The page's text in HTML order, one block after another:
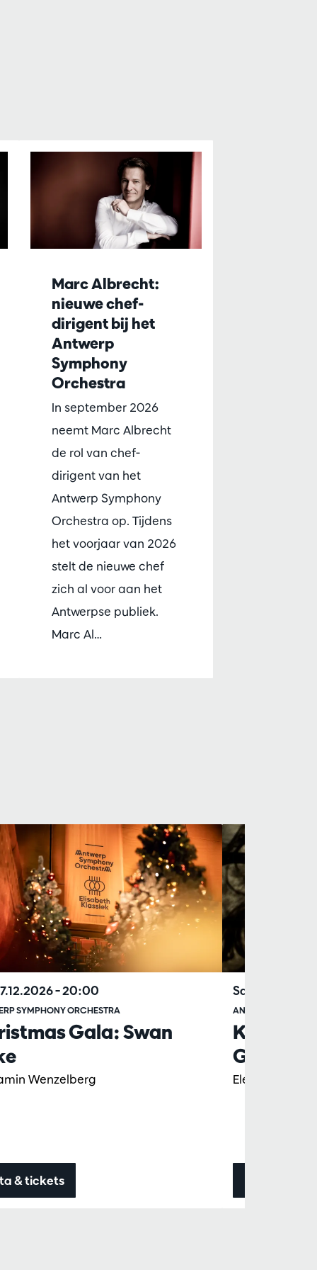
Marc Albrecht:
nieuwe chef-
dirigent bij het
Antwerp
Symphony
Orchestra
In september 2026
neemt Marc Albrecht
de rol van chef-
dirigent van het
Antwerp Symphony
Orchestra op. Tijdens
het voorjaar van 2026
stelt de nieuwe chef
zich al voor aan het
Antwerpse publiek.
Marc Al…
Gala: Swan
Wenzelberg
SYMPHONY ORCHESTRA
– 20:00
& tickets
Khatia
Grieg
Elena
ANTWERP
Sat